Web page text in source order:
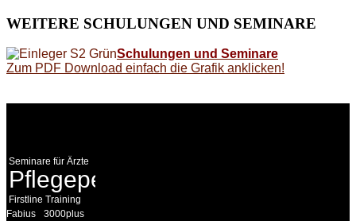
WEITERE SCHULUNGEN UND SEMINARE
Schulungen und Seminare
Zum PDF Download einfach die Grafik anklicken!
Seminare für Ärzte
Pflegepersonal
Firstline Training
Fabius
3000plus